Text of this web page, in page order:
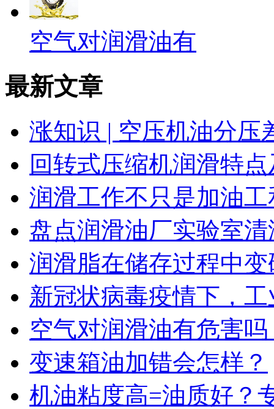
空气对润滑油有
最新文章
涨知识 | 空压机油分压
回转式压缩机润滑特
润滑工作不只是加油
盘点润滑油厂实验室
润滑脂在储存过程中
新冠状病毒疫情下，
空气对润滑油有危害吗
变速箱油加错会怎样？
机油粘度高=油质好？